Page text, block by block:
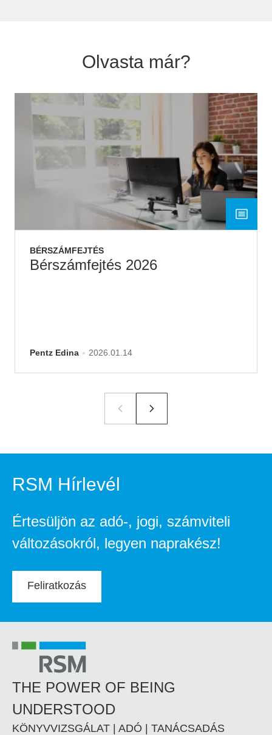
Olvasta már?
BÉRSZÁMFEJTÉS
Bérszámfejtés 2026
Pentz Edina 2026.01.14
RSM Hírlevél
Értesüljön az adó-, jogi, számviteli
változásokról, legyen naprakész!
Feliratkozás
THE POWER OF BEING
UNDERSTOOD
KÖNYVVIZSGÁLAT | ADÓ | TANÁCSADÁS